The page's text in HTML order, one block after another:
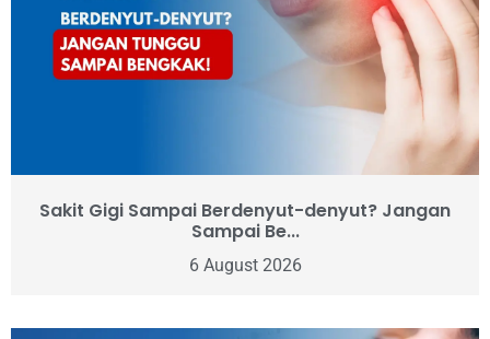
Sakit Gigi Sampai Berdenyut-denyut? Jangan
Sampai Be...
6 August 2026